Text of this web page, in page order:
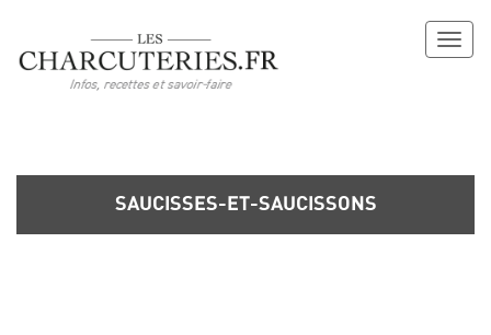
SAUCISSES-ET-SAUCISSONS